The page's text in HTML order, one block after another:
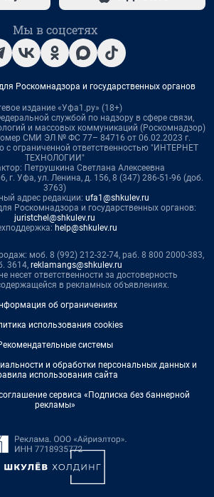
Мы в соцсетях
Роскомнадзора и государственных органов
издание «Уфа1.ру» (18+)
службой по надзору в сфере связи,
и массовых коммуникаций (Роскомнадзор)
СМИ ЭЛ № ФС 77– 84716 от 06.02.2023 г.
с ограниченной ответственностью "ИНТЕРНЕТ
ТЕХНОЛОГИИ"
Петрушкина Светлана Алексеевна
г. Уфа, ул. Ленина, д. 156, 8 (347) 286-51-96 (доб.
3763)
адрес редакции: ufa1@shkulev.ru
Роскомнадзора и государственных органов:
juristchel@shkulev.ru
help@shkulev.ru
моб. 8 (992) 212-32-74, раб. 8 800 2000-383,
3614, reklamangs@shkulev.ru
несет ответственности за достоверность
в рекламных объявлениях.
об ограничениях
использования cookies
системы
и обработки персональных данных и
использования сайта
сервиса «Подписка без баннерной
рекламы»